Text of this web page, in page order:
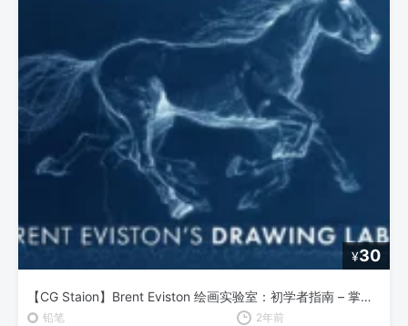
¥30
【CG Staion】Brent Eviston 绘画实验室：初学者指南 – 掌握线条的艺术
铅笔 2年前